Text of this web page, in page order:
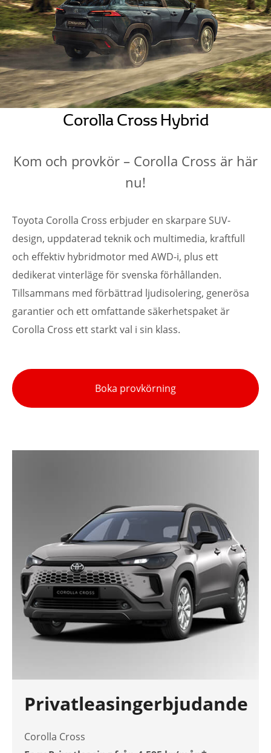
Corolla Cross Hybrid
Kom och provkör – Corolla Cross är här
nu!
Toyota Corolla Cross erbjuder en skarpare SUV-
design, uppdaterad teknik och multimedia, kraftfull
och effektiv hybridmotor med AWD-i, plus ett
dedikerat vinterläge för svenska förhållanden.
Tillsammans med förbättrad ljudisolering, generösa
garantier och ett omfattande säkerhetspaket är
Corolla Cross ett starkt val i sin klass.
Boka provkörning
Privatleasingerbjudande
Corolla Cross